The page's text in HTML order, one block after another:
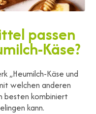
passen
Käse?
„Heumilch-Käse und
welchen anderen
besten kombiniert
kann.